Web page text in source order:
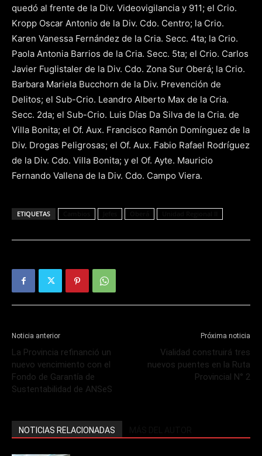
quedó al frente de la Div. Videovigilancia y 911; el Crio.
Kropp Oscar Antonio de la Div. Cdo. Centro; la Crio.
Karen Vanessa Fernández de la Cria. Secc. 4ta; la Crio.
Paola Antonia Barrios de la Cria. Secc. 5ta; el Crio. Carlos
Javier Fuglistaler de la Div. Cdo. Zona Sur Oberá; la Crio.
Barbara Mariela Bucchorn de la Div. Prevención de
Delitos; el Sub-Crio. Leandro Alberto Max de la Cria.
Secc. 2da; el Sub-Crio. Luis Días Da Silva de la Cria. de
Villa Bonita; el Of. Aux. Francisco Ramón Domínguez de la
Div. Drogas Peligrosas; el Of. Aux. Fabio Rafael Rodríguez
de la Div. Cdo. Villa Bonita; y el Of. Ayte. Mauricio
Fernando Vallena de la Div. Cdo. Campo Viera.
ETIQUETAS
Noticia anterior
La Provincia refinanció un
nuevo vencimiento con el
Fondo de Garantía de
Sustentabilidad de ANSeS
Próxima noticia
Vialidad construirá tres
nuevos puentes en la Ruta
Provincial N° 2
NOTICIAS RELACIONADAS